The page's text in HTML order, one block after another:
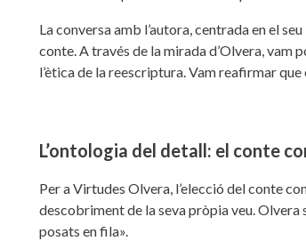
La conversa amb l’autora, centrada en el
conte. A través de la mirada d’Olvera, vam
l’ètica de la reescriptura. Vam reafirmar
L’ontologia del detall: el conte
Per a Virtudes Olvera, l’elecció del conte
descobriment de la seva pròpia veu. Olvera
posats en fila».